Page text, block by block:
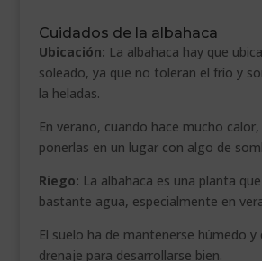
Cuidados de la albahaca
Ubicación: La albahaca hay que
soleado, ya que no toleran el frío y
la heladas.
En verano, cuando hace mucho
ponerlas en un lugar con algo de
Riego: La albahaca es una planta
bastante agua, especialmente en
El suelo ha de mantenerse húmedo y
drenaje para desarrollarse bien.